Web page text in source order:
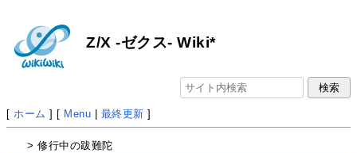
Z/X -ゼクス- Wiki*
[ ホーム ] [ Menu | 最終更新 ]
> 修行中の跋難陀